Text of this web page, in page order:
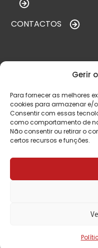
Gerir
Para fornecer as melhores
cookies para armazenar e/
Consentir com essas
como comportamento de
Não consentir ou retirar o
certos recursos e funções.
CONTACTOS
© Copyright 2026